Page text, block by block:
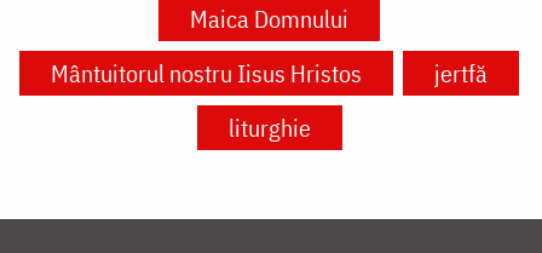
Maica Domnului
Mântuitorul nostru Iisus Hristos
jertfă
liturghie